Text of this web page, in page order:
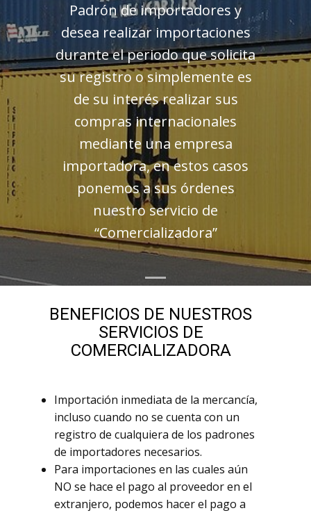
Padrón de importadores y
desea realizar importaciones
durante el periodo que solicita
su registro o simplemente es
de su interés realizar sus
compras internacionales
mediante una empresa
importadora, en estos casos
ponemos a sus órdenes
nuestro servicio de
“Comercializadora”
BENEFICIOS DE NUESTROS
SERVICIOS DE
COMERCIALIZADORA
Importación inmediata de la mercancía,
incluso cuando no se cuenta con un
registro de cualquiera de los padrones
de importadores necesarios.
Para importaciones en las cuales aún
NO se hace el pago al proveedor en el
extranjero, podemos hacer el pago a